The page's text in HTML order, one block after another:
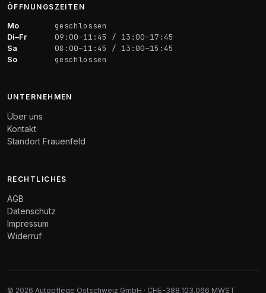
ÖFFNUNGSZEITEN
Mo geschlossen
Di–Fr 09:00–11:45 / 13:00–17:45
Sa 08:00–11:45 / 13:00–15:45
So geschlossen
UNTERNEHMEN
Über uns
Kontakt
Standort Frauenfeld
RECHTLICHES
AGB
Datenschutz
Impressum
Widerruf
© 2026 Autopflege Ostschweiz GmbH · CHE-388.103.066 MWST